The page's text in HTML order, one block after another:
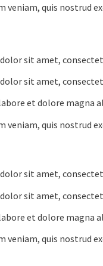
veniam, quis nostrud
sit amet,
sit amet,
et dolore magna
veniam, quis nostrud
sit amet,
sit amet,
et dolore magna
veniam, quis nostrud